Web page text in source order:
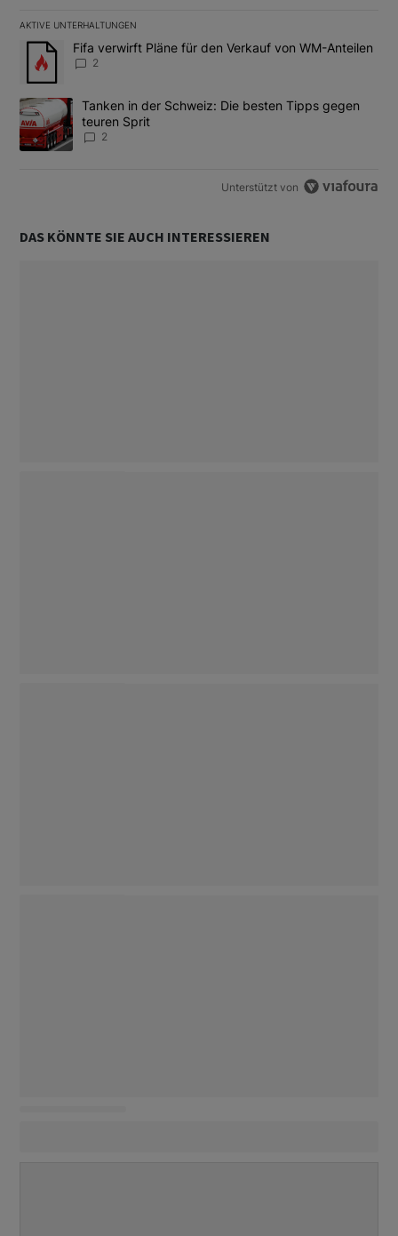
AKTIVE UNTERHALTUNGEN
Das Folgende ist eine Liste der am meisten kommentierten
Ein Trendartikel mit dem Titel "Fifa verwirft Pläne für den
Fifa verwirft Pläne für den Verkauf von WM-Anteilen
2
Ein Trendartikel mit dem Titel "Tanken in der Schweiz: Die
Tanken in der Schweiz: Die besten Tipps gegen
teuren Sprit
2
Unterstützt von
DAS KÖNNTE SIE AUCH INTERESSIEREN